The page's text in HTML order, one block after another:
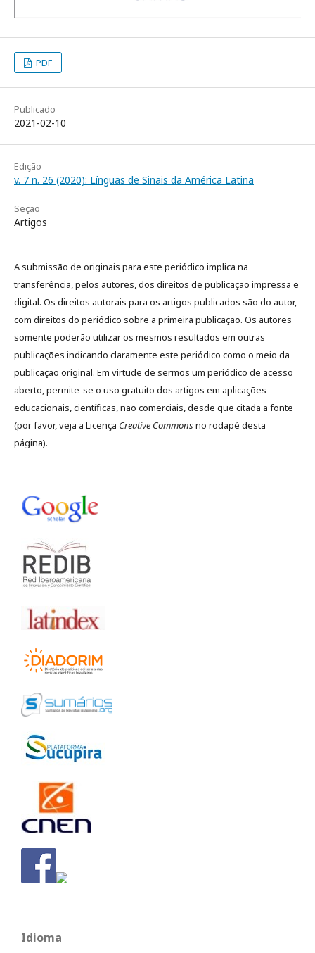
PDF
Publicado
2021-02-10
Edição
v. 7 n. 26 (2020): Línguas de Sinais da América Latina
Seção
Artigos
A submissão de originais para este periódico implica na
transferência, pelos autores, dos direitos de publicação impressa e
digital. Os direitos autorais para os artigos publicados são do autor,
com direitos do periódico sobre a primeira publicação. Os autores
somente poderão utilizar os mesmos resultados em outras
publicações indicando claramente este periódico como o meio da
publicação original. Em virtude de sermos um periódico de acesso
aberto, permite-se o uso gratuito dos artigos em aplicações
educacionais, científicas, não comerciais, desde que citada a fonte
(por favor, veja a Licença Creative Commonsno rodapé desta
página).
Idioma